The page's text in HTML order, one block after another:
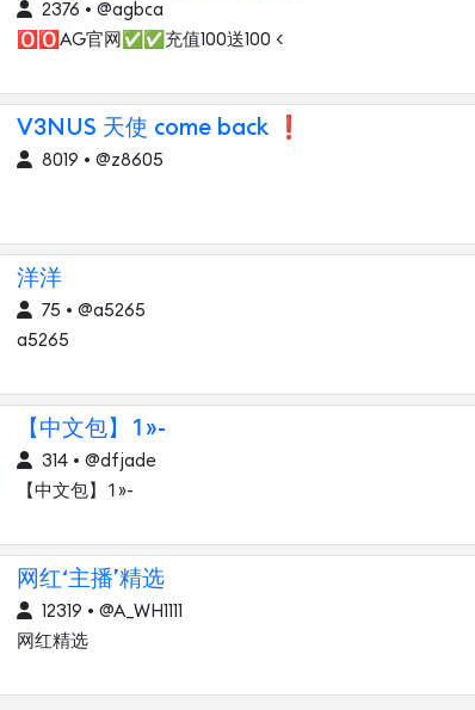
2376 • @agbca
🅾️🅾️AG官网✅✅充值100送100 <
V3NUS 天使 come back ❗
8019 • @z8605
洋洋
75 • @a5265
a5265
【中文包】»-
314 • @dfjade
【中文包】»-
网红‘主播’精选
12319 • @A_WH1111
网红精选